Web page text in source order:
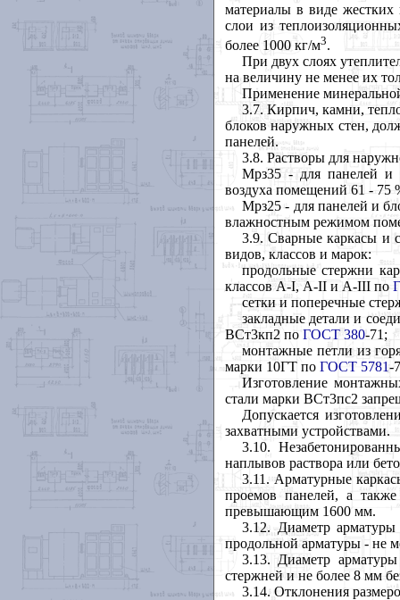
материалы в виде
слои из
более 1000 кг/м3.
При двух слоях
на величину не менее их
Применение
3.7. Кирпич, камни,
блоков наружных стен,
панелей.
3.8. Растворы для
Мрз35 - для панелей и
воздуха помещений 61 - 75
Мрз25 - для панелей и
влажностным режимом
3.9. Сварные каркасы и
видов, классов и марок:
продольные стержни
классов А-I, А-II и А-III по
сетки и поперечные
закладные детали и
ВСт3кп2 по ГОСТ 380-71;
монтажные петли из
марки 10ГТ по ГОСТ 5781-
Изготовление
стали марки ВСт3пс2
Допускается
захватными устройствами.
3.10.
наплывов раствора или
3.11 . Арматурные
проемов панелей, а
превышающим 1600 мм.
3.12. Диаметр
продольной арматуры - не
3.13. Диаметр
стержней и не более 8 мм
3.14. Отклонения